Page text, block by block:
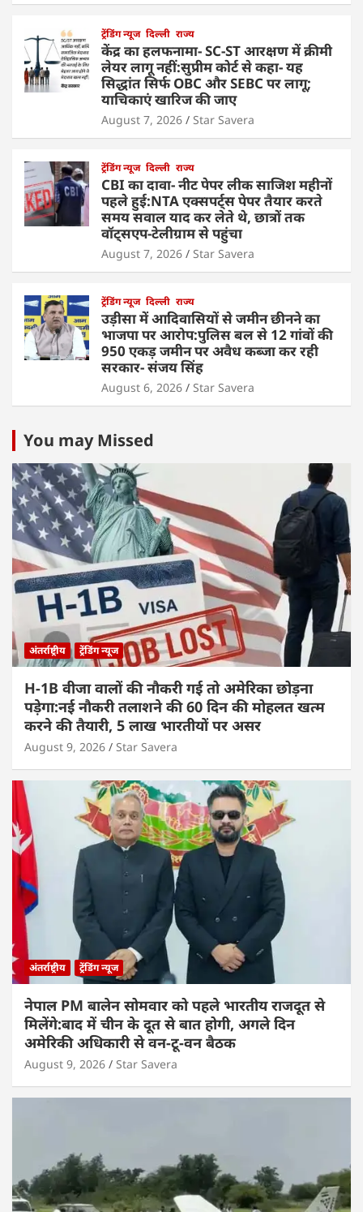
ट्रेंडिंग न्यूज दिल्ली राज्य
केंद्र का हलफनामा- SC-ST आरक्षण में क्रीमी
लेयर लागू नहीं:सुप्रीम कोर्ट से कहा- यह
सिद्धांत सिर्फ OBC और SEBC पर लागू;
याचिकाएं खारिज की जाए
August 7, 2026 Star Savera
ट्रेंडिंग न्यूज दिल्ली राज्य
CBI का दावा- नीट पेपर लीक साजिश महीनों
पहले हुई:NTA एक्सपर्ट्स पेपर तैयार करते
समय सवाल याद कर लेते थे, छात्रों तक
वॉट्सएप-टेलीग्राम से पहुंचा
August 7, 2026 Star Savera
ट्रेंडिंग न्यूज दिल्ली राज्य
उड़ीसा में आदिवासियों से जमीन छीनने का
भाजपा पर आरोप:पुलिस बल से 12 गांवों की
950 एकड़ जमीन पर अवैध कब्जा कर रही
सरकार- संजय सिंह
August 6, 2026 Star Savera
You may Missed
अंतर्राष्ट्रीय ट्रेंडिंग न्यूज
H-1B वीजा वालों की नौकरी गई तो अमेरिका छोड़ना
पड़ेगा:नई नौकरी तलाशने की 60 दिन की मोहलत खत्म
करने की तैयारी, 5 लाख भारतीयों पर असर
August 9, 2026 Star Savera
अंतर्राष्ट्रीय ट्रेंडिंग न्यूज
नेपाल PM बालेन सोमवार को पहले भारतीय राजदूत से
मिलेंगे:बाद में चीन के दूत से बात होगी, अगले दिन
अमेरिकी अधिकारी से वन-टू-वन बैठक
August 9, 2026 Star Savera